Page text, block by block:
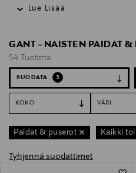
Lue Lisää
GANT - NAISTEN PAIDAT &
54 Tuotetta
SUODATA 3
KOKO VÄRI
Paidat & puserot Kaikki
Tyhjennä suodattimet